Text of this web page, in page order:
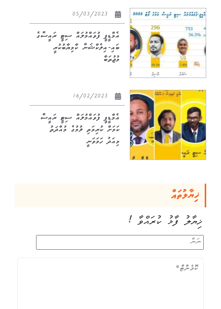
އެމްޑީޕީ ފުވައްމުލައް ސިޓީ ރައީސްގެ
ބައި-އިލެކްޝަން ކާމިޔާބުކުރީ
މުޖުތަބާ
އެމްޑީޕީ ފުވައްމުލައް ސިޓީ ރައީސް
ކަމަށް ކުރިމަތި ލުމުގެ މުއްދަތު
މިއަދު ހަމަވަނީ
ޚިޔާލުތައް
ޚިޔާލު ފާޅު ކުރައްވާ !